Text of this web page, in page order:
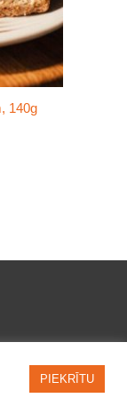
140g
PIEKRĪTU